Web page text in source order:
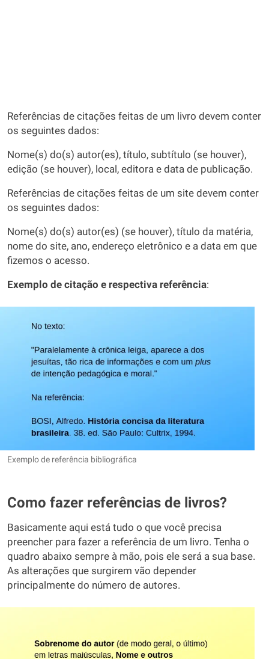
Referências de citações feitas de um livro devem conter
os seguintes dados:
Nome(s) do(s) autor(es), título, subtítulo (se houver),
edição (se houver), local, editora e data de publicação.
Referências de citações feitas de um site devem conter
os seguintes dados:
Nome(s) do(s) autor(es) (se houver), título da matéria,
nome do site, ano, endereço eletrônico e a data em que
fizemos o acesso.
Exemplo de citação e respectiva referência:
Exemplo de referência bibliográfica
Como fazer referências de livros?
Basicamente aqui está tudo o que você precisa
preencher para fazer a referência de um livro. Tenha o
quadro abaixo sempre à mão, pois ele será a sua base.
As alterações que surgirem vão depender
principalmente do número de autores.